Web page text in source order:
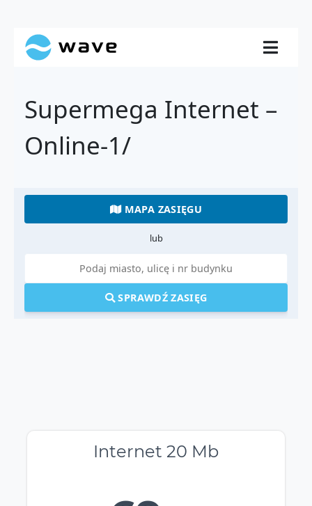
Supermega Internet –
Online-1/
MAPA ZASIĘGU
lub
SPRAWDŹ ZASIĘG
Internet 20 Mb